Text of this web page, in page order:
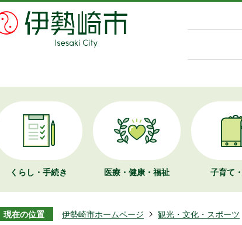
くらし・手続き 医療・健康・福祉 子育て
現在の位置 伊勢崎市ホームページ 観光・文化・スポーツ